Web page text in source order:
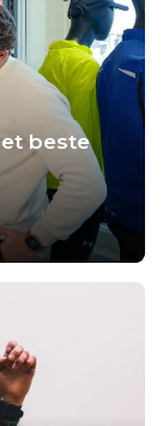
beste